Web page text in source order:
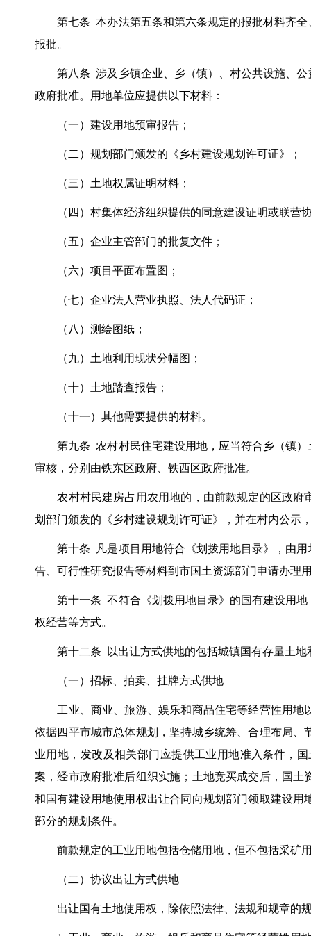
第七条 本办法第五条和第六条规定的报批材料齐全
报批。
第八条 涉及乡镇企业、乡（镇）、村公共设施、公
政府批准。用地单位应提供以下材料：
（一）建设用地预审报告；
（二）规划部门颁发的《乡村建设规划许可证》；
（三）土地权属证明材料；
（四）村集体经济组织提供的同意建设证明或联营
（五）企业主管部门的批复文件；
（六）项目平面布置图；
（七）企业法人营业执照、法人代码证；
（八）测绘图纸；
（九）土地利用现状分幅图；
（十）土地踏查报告；
（十一）其他需要提供的材料。
第九条 农村村民住宅建设用地，应当符合乡（镇）
审核，分别由铁东区政府、铁西区政府批准。
农村村民建房占用农用地的，由前款规定的区政府
划部门颁发的《乡村建设规划许可证》，并在村内公示
第十条 凡是项目用地符合《划拨用地目录》，由用
告、可行性研究报告等材料到市国土资源部门申请办理
第十一条 不符合《划拨用地目录》的国有建设用地
权经营等方式。
第十二条 以出让方式供地的包括城镇国有存量土地
（一）招标、拍卖、挂牌方式供地
工业、商业、旅游、娱乐和商品住宅等经营性用地
依据四平市城市总体规划，坚持城乡统筹、合理布局
业用地，发改及相关部门应提供工业用地准入条件，
案，经市政府批准后组织实施；土地竞买成交后，国
和国有建设用地使用权出让合同向规划部门领取建设
部分的规划条件。
前款规定的工业用地包括仓储用地，但不包括采矿
（二）协议出让方式供地
出让国有土地使用权，除依照法律、法规和规章的规